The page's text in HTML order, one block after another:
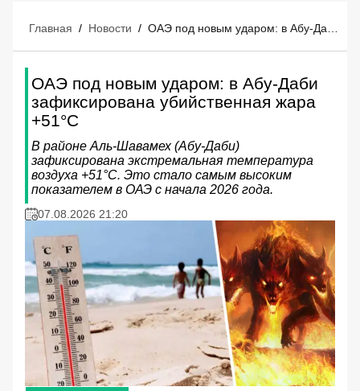
Главная / Новости /
ОАЭ под новым ударом: в Абу-Даби
зафиксирована убийственная жара
+51°C
В районе Аль-Шавамех (Абу-Даби)
зафиксирована экстремальная температура
воздуха +51°C. Это стало самым высоким
показателем в ОАЭ с начала 2026 года.
07.08.2026 21:20